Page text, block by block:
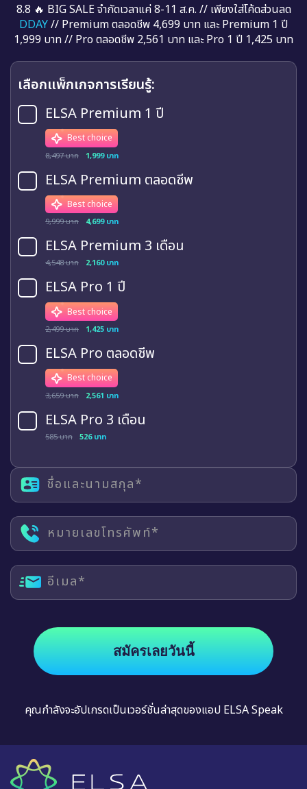
8.8 🔥 BIG SALE จำกัดเวลาแค่ 8-11 ส.ค. // เพียงใส่โค้ดส่วนลด
DDAY// Premium ตลอดชีพ 4,699 บาท และ Premium 1 ปี
1,999 บาท // Pro ตลอดชีพ 2,561 บาท และ Pro 1 ปี 1,425 บาท
เลือกแพ็กเกจการเรียนรู้:
ELSA Premium 1 ปี
Best choice
8,497 บาท 1,999 บาท
ELSA Premium ตลอดชีพ
Best choice
9,999 บาท 4,699 บาท
ELSA Premium 3 เดือน
4,548 บาท 2,160 บาท
ELSA Pro 1 ปี
Best choice
2,499 บาท 1,425 บาท
ELSA Pro ตลอดชีพ
Best choice
3,659 บาท 2,561 บาท
ELSA Pro 3 เดือน
585 บาท 526 บาท
ชื่อและนามสกุล*
หมายเลขโทรศัพท์*
อีเมล*
สมัครเลยวันนี้
คุณกำลังจะอัปเกรดเป็นเวอร์ชั่นล่าสุดของแอป ELSA Speak